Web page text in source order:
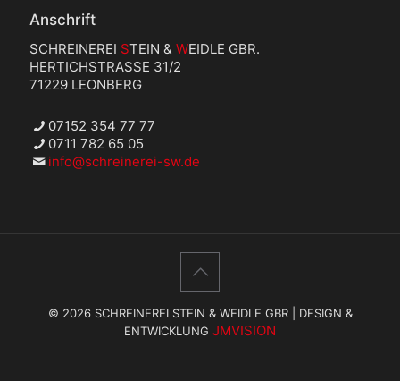
Anschrift
SCHREINEREI STEIN & WEIDLE GBR.
HERTICHSTRASSE 31/2
71229 LEONBERG
07152 354 77 77
0711 782 65 05
info@schreinerei-sw.de
© 2026 SCHREINEREI STEIN & WEIDLE GBR | DESIGN &
ENTWICKLUNG JMVISION